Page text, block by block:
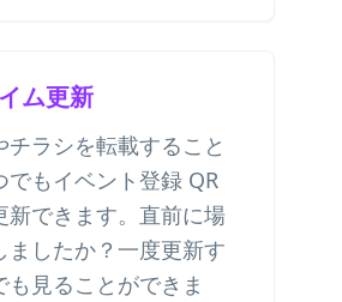
ム更新
チラシを転載すること
でもイベント登録 QR
新できます。直前に場
ましたか？一度更新す
も見ることができま